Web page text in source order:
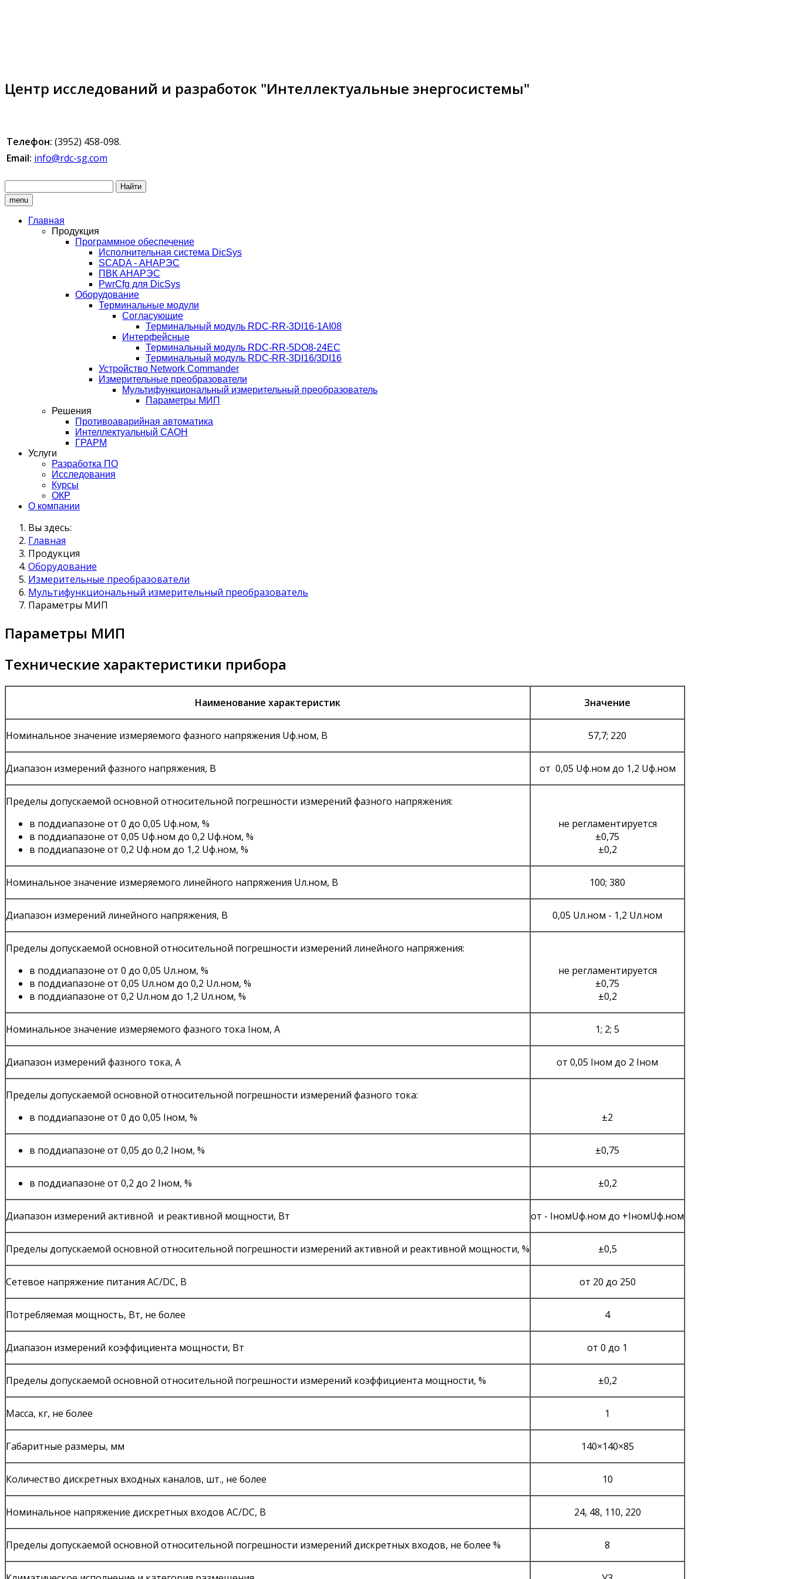
Центр исследований и разработок "Интеллектуальные энергосистемы"
Телефон: (3952) 458-098.
Email: info@rdc-sg.com
Найти
menu
Главная
Продукция
Программное обеспечение
Исполнительная система DicSys
SCADA - АНАРЭС
ПВК АНАРЭС
PwrCfg для DicSys
Оборудование
Терминальные модули
Согласующие
Терминальный модуль RDC-RR-3DI16-1АI08
Интерфейсные
Терминальный модуль RDC-RR-5DO8-24EC
Терминальный модуль RDC-RR-3DI16/3DI16
Устройство Network Commander
Измерительные преобразователи
Мультифункциональный измерительный преобразователь
Параметры МИП
Решения
Противоаварийная автоматика
Интеллектуальный САОН
ГРАРМ
Услуги
Разработка ПО
Исследования
Курсы
ОКР
О компании
Вы здесь:
Главная
Продукция
Оборудование
Измерительные преобразователи
Мультифункциональный измерительный преобразователь
Параметры МИП
Параметры МИП
Технические характеристики прибора
Наименование характеристик Значение
Номинальное значение измеряемого фазного напряжения Uф.ном, В 57,7; 220
Диапазон измерений фазного напряжения, В от 0,05 Uф.ном до 1,2 Uф.ном
Пределы допускаемой основной относительной погрешности измерений фазного напряжения:
в поддиапазоне от 0 до 0,05 Uф.ном, %
в поддиапазоне от 0,05 Uф.ном до 0,2 Uф.ном, %
в поддиапазоне от 0,2 Uф.ном до 1,2 Uф.ном, %
не регламентируется
±0,75
±0,2
Номинальное значение измеряемого линейного напряжения Uл.ном, В 100; 380
Диапазон измерений линейного напряжения, В 0,05 Uл.ном - 1,2 Uл.ном
Пределы допускаемой основной относительной погрешности измерений линейного напряжения:
в поддиапазоне от 0 до 0,05 Uл.ном, %
в поддиапазоне от 0,05 Uл.ном до 0,2 Uл.ном, %
в поддиапазоне от 0,2 Uл.ном до 1,2 Uл.ном, %
не регламентируется
±0,75
±0,2
Номинальное значение измеряемого фазного тока Iном, А 1; 2; 5
Диапазон измерений фазного тока, А от 0,05 Iном до 2 Iном
Пределы допускаемой основной относительной погрешности измерений фазного тока:
в поддиапазоне от 0 до 0,05 Iном, %
±2
в поддиапазоне от 0,05 до 0,2 Iном, % ±0,75
в поддиапазоне от 0,2 до 2 Iном, % ±0,2
Диапазон измерений активной и реактивной мощности, Вт от - IномUф.ном до +IномUф.ном
Пределы допускаемой основной относительной погрешности измерений активной и реактивной мощности, % ±0,5
Сетевое напряжение питания AC/DC, В от 20 до 250
Потребляемая мощность, Вт, не более 4
Диапазон измерений коэффициента мощности, Вт от 0 до 1
Пределы допускаемой основной относительной погрешности измерений коэффициента мощности, % ±0,2
Масса, кг, не более 1
Габаритные размеры, мм 140×140×85
Количество дискретных входных каналов, шт., не более 10
Номинальное напряжение дискретных входов AC/DC, В 24, 48, 110, 220
Пределы допускаемой основной относительной погрешности измерений дискретных входов, не более % 8